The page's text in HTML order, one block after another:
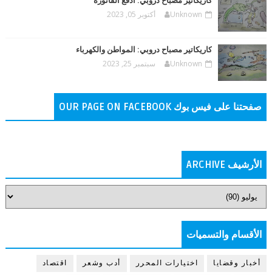
Unknown أكتوبر 05, 2023
كاريكاتير مصباح دروبي: المواطن والكهرباء
Unknown سبتمبر 25, 2023
صفحتنا على فيس بوك OUR PAGE ON FACEBOOK
الأرشيف ARCHIVE
الأقسام والتسميات
أخبار وقضايا اختيارات المحرر أدب وشعر اقتصاد